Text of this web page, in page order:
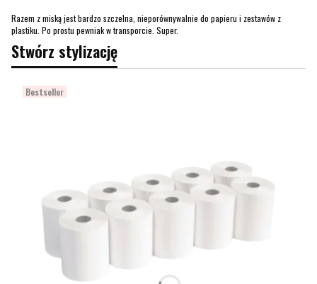
Razem z miską jest bardzo szczelna, nieporównywalnie do papieru i zestawów z
plastiku. Po prostu pewniak w transporcie. Super.
Stwórz stylizację
Bestseller